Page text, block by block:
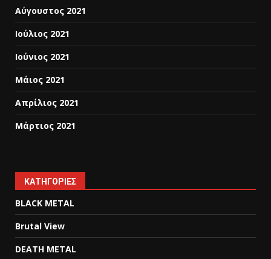
Αύγουστος 2021
Ιούλιος 2021
Ιούνιος 2021
Μάιος 2021
Απρίλιος 2021
Μάρτιος 2021
KΑΤΗΓΟΡΊΕΣ
BLACK METAL
Brutal View
DEATH METAL